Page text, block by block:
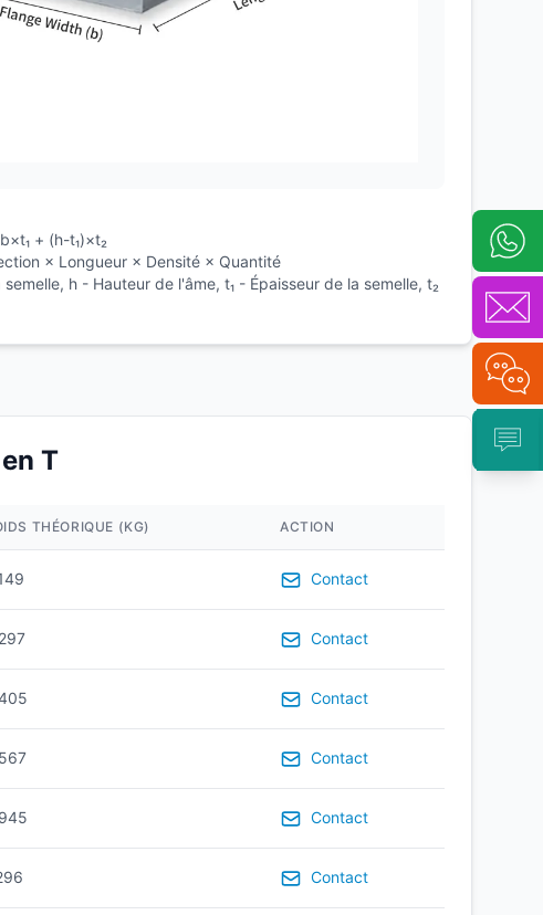
+ (h-t₁)×t₂
× Longueur × Densité × Quantité
h - Hauteur de l'âme, t₁ - Épaisseur de la semelle, t₂
T
THÉORIQUE (KG) ACTION
Contact
Contact
Contact
Contact
Contact
Contact